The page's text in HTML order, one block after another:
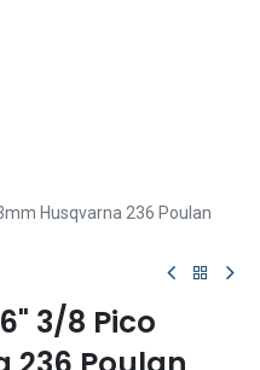
Husqvarna 236 Poulan
3/8 Pico